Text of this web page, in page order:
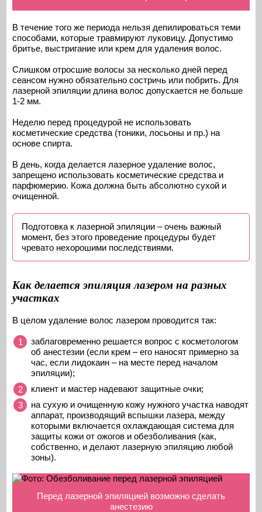
В течение того же периода нельзя депилироваться теми
способами, которые травмируют луковицу. Допустимо
бритье, выстригание или крем для удаления волос.
Слишком отросшие волосы за несколько дней перед
сеансом нужно обязательно состричь или побрить. Для
лазерной эпиляции длина волос допускается не больше
1-2 мм.
Неделю перед процедурой не использовать
косметические средства (тоники, лосьоны и пр.) на
основе спирта.
В день, когда делается лазерное удаление волос,
запрещено использовать косметические средства и
парфюмерию. Кожа должна быть абсолютно сухой и
очищенной.
Подготовка к лазерной эпиляции – очень важный
момент, без этого проведение процедуры будет
чревато нехорошими последствиями.
Как делается эпиляция лазером на разных
участках
В целом удаление волос лазером проводится так:
заблаговременно решается вопрос с косметологом
об анестезии (если крем – его наносят примерно за
час, если лидокаин – на месте перед началом
эпиляции);
клиент и мастер надевают защитные очки;
на сухую и очищенную кожу нужного участка наводят
аппарат, производящий вспышки лазера, между
которыми включается охлаждающая система для
защиты кожи от ожогов и обезболивания (как,
собственно, и делают лазерную эпиляцию любой
зоны).
Перед лазерной эпиляцией возможно сделать
анестезию